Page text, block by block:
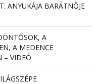
ANYUKÁJA BARÁTNŐJE
A
A MEDENCE
– VIDEÓ